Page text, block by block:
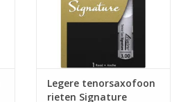
Legere tenorsaxofoon
rieten Signature